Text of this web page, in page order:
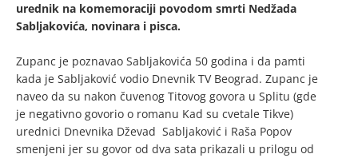
urednik na komemoraciji povodom smrti Nedžada
Sabljakovića, novinara i pisca.
Zupanc je poznavao Sabljakovića 50 godina i da pamti
kada je Sabljaković vodio Dnevnik TV Beograd. Zupanc je
naveo da su nakon čuvenog Titovog govora u Splitu (gde
je negativno govorio o romanu Kad su cvetale Tikve)
urednici Dnevnika Dževad Sabljaković i Raša Popov
smenjeni jer su govor od dva sata prikazali u prilogu od